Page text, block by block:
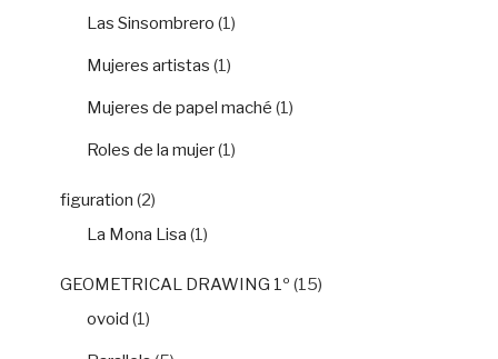
Las Sinsombrero (1)
Mujeres artistas (1)
Mujeres de papel maché (1)
Roles de la mujer(1)
figuration (2)
La Mona Lisa (1)
GEOMETRICAL DRAWING 1º (15)
ovoid (1)